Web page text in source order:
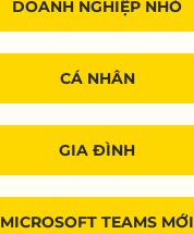
DOANH NGHIỆP NHỎ
CÁ NHÂN
GIA ĐÌNH
MICROSOFT TEAMS MỚI